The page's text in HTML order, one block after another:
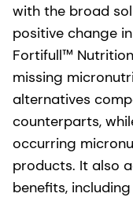
with the broad
positive change
Fortifull™
missing
alternatives
counterparts,
occurring
products. It also
benefits,